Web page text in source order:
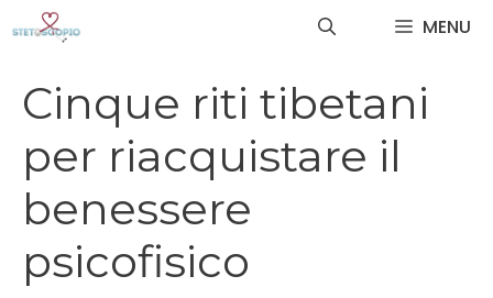
MENU
Cinque riti tibetani
per riacquistare il
benessere
psicofisico